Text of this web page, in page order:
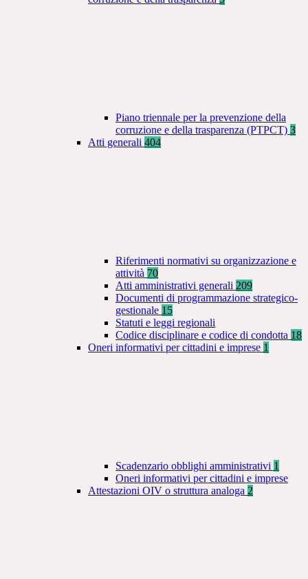
Piano triennale per la prevenzione della
corruzione e della trasparenza (PTPCT) 3
Atti generali 404
Riferimenti normativi su organizzazione e
attività 70
Atti amministrativi generali 209
Documenti di programmazione strategico-
gestionale 15
Statuti e leggi regionali
Codice disciplinare e codice di condotta 18
Oneri informativi per cittadini e imprese 1
Scadenzario obblighi amministrativi 1
Oneri informativi per cittadini e imprese
Attestazioni OIV o struttura analoga 2